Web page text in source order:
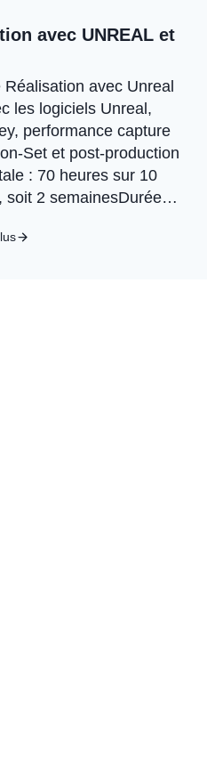
avec UNREAL et
Réalisation avec Unreal
les logiciels Unreal,
performance capture
Set et post-production
: 70 heures sur 10
soit 2 semainesDurée…